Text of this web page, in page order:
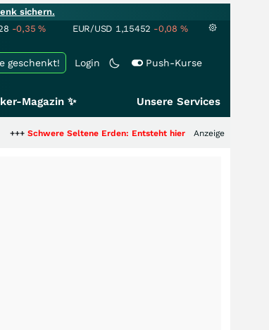
sichern.
-0,35% EUR/USD 1,15452 -0,08 %
Login Push-Kurse
geschenkt!
Magazin ✨ Unsere Services
Seltene Erden: Entsteht hier die nächste Milliardenstory?
Anzeige